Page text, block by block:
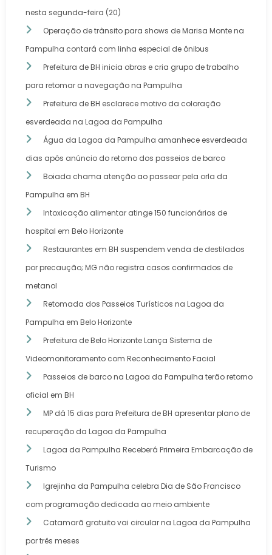
nesta segunda-feira (20)
Operação de trânsito para shows de Marisa Monte na
Pampulha contará com linha especial de ônibus
Prefeitura de BH inicia obras e cria grupo de trabalho
para retomar a navegação na Pampulha
Prefeitura de BH esclarece motivo da coloração
esverdeada na Lagoa da Pampulha
Água da Lagoa da Pampulha amanhece esverdeada
dias após anúncio do retorno dos passeios de barco
Boiada chama atenção ao passear pela orla da
Pampulha em BH
Intoxicação alimentar atinge 150 funcionários de
hospital em Belo Horizonte
Restaurantes em BH suspendem venda de destilados
por precaução; MG não registra casos confirmados de
metanol
Retomada dos Passeios Turísticos na Lagoa da
Pampulha em Belo Horizonte
Prefeitura de Belo Horizonte Lança Sistema de
Videomonitoramento com Reconhecimento Facial
Passeios de barco na Lagoa da Pampulha terão retorno
oficial em BH
MP dá 15 dias para Prefeitura de BH apresentar plano de
recuperação da Lagoa da Pampulha
Lagoa da Pampulha Receberá Primeira Embarcação de
Turismo
Igrejinha da Pampulha celebra Dia de São Francisco
com programação dedicada ao meio ambiente
Catamarã gratuito vai circular na Lagoa da Pampulha
por três meses